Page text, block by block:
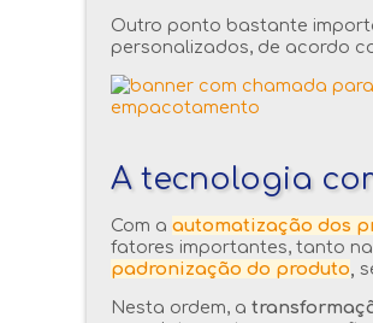
Outro ponto bastante
personalizados, de acordo
A tecnologia
Com a automatização dos
fatores importantes, tanto
padronização do produto
Nesta ordem, a